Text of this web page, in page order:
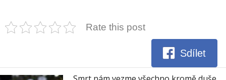
Rate this post
Sdílet